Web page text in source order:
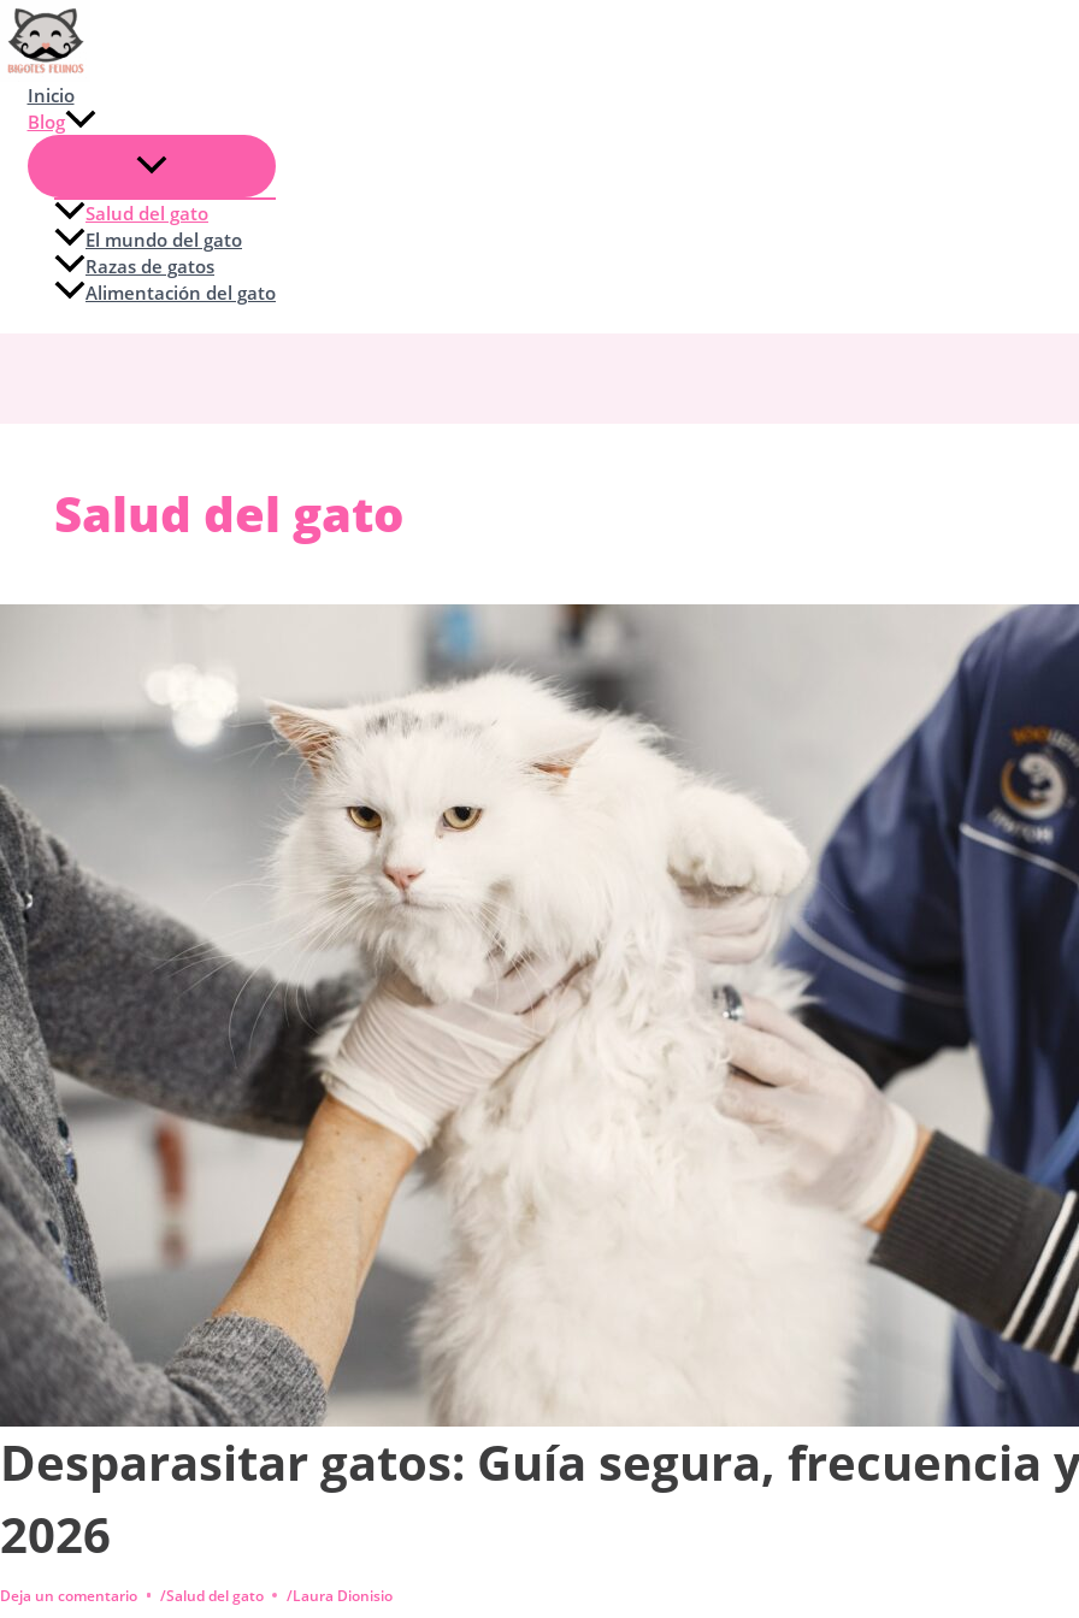
al
contenido
Inicio
Blog
Salud del gato
El mundo del gato
Razas de gatos
Alimentación del gato
Salud del gato
Desparasitar gatos: Guía segura, frecuencia
2026
Deja un comentario /Salud del gato /Laura Dionisio